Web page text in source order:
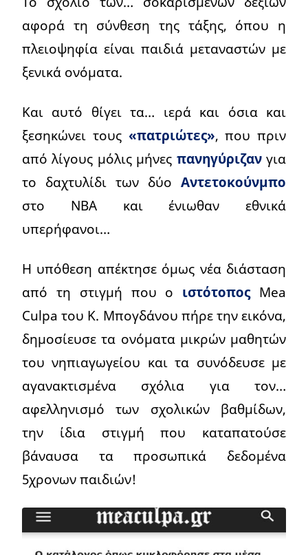
αφορά τη σύνθεση της τάξης, όπου η
πλειοψηφία είναι παιδιά μεταναστών με
ξενικά ονόματα.
Και αυτό θίγει τα… ιερά και όσια και
ξεσηκώνει τους «πατριώτες», που πριν
από λίγους μόλις μήνες πανηγύριζανγια
το δαχτυλίδι των δύο Αντετοκούνμπο
στο ΝΒΑ και ένιωθαν εθνικά
υπερήφανοι…
Η υπόθεση απέκτησε όμως νέα διάσταση
από τη στιγμή που ο ιστότοποςMea
Culpa του Κ. Μπογδάνου πήρε την εικόνα,
δημοσίευσε τα ονόματα μικρών μαθητών
του νηπιαγωγείου και τα συνόδευσε με
αγανακτισμένα σχόλια για τον…
αφελληνισμό των σχολικών βαθμίδων,
την ίδια στιγμή που καταπατούσε
βάναυσα τα προσωπικά δεδομένα
5χρονων παιδιών!